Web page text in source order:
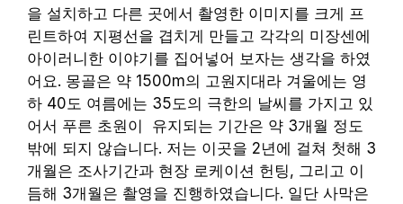
을 설치하고 다른 곳에서 촬영한 이미지를 크게 프
린트하여 지평선을 겹치게 만들고 각각의 미장센에
아이러니한 이야기를 집어넣어 보자는 생각을 하였
어요. 몽골은 약 1500m의 고원지대라 겨울에는 영
하 40도 여름에는 35도의 극한의 날씨를 가지고 있
어서 푸른 초원이 유지되는 기간은 약 3개월 정도
밖에 되지 않습니다. 저는 이곳을 2년에 걸쳐 첫해 3
개월은 조사기간과 현장 로케이션 헌팅, 그리고 이
듬해 3개월은 촬영을 진행하였습니다. 일단 사막은